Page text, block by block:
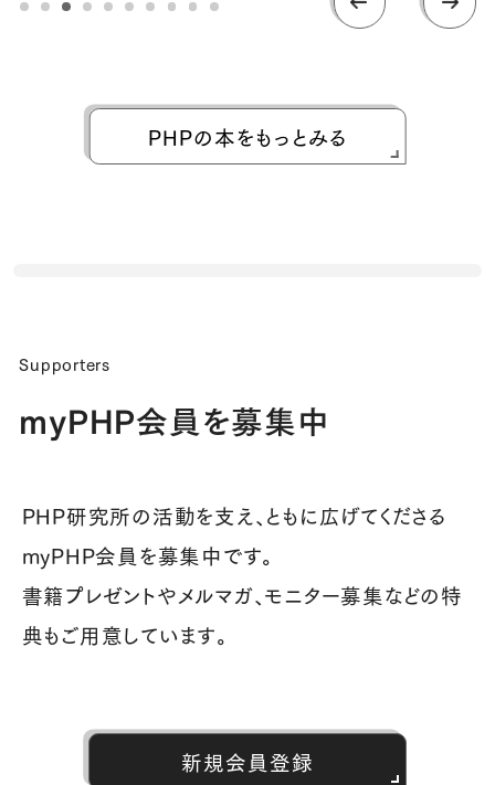
PHPの本をもっとみる
Supporters
myPHP会員を募集中
PHP研究所の活動を支え、ともに広げてくださる
myPHP会員を募集中です。
書籍プレゼントやメルマガ、モニター募集などの特
典もご用意しています。
新規会員登録